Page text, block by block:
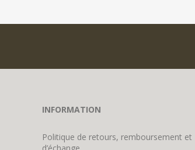
INFORMATION
Politique de retours, remboursement et